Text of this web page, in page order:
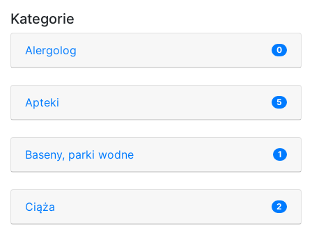
Kategorie
Alergolog 0
Apteki 5
Baseny, parki wodne 1
Ciąża 2